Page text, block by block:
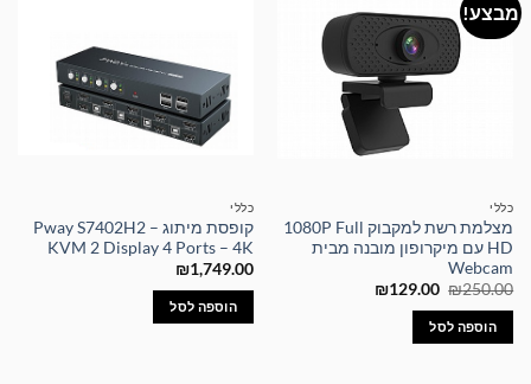
מבצע!
כללי
מצלמת רשת למקבוק 1080P Full
HD עם מיקרופון מובנה מבית
Webcam
₪250.00
המחיר
היה:
₪250.00.
₪129.00
המחיר
הוספה לסל
כללי
קופסת מיתוג – Pway S7402H2
KVM 2 Display 4 Ports – 4K
₪1,749.00
הוספה לסל